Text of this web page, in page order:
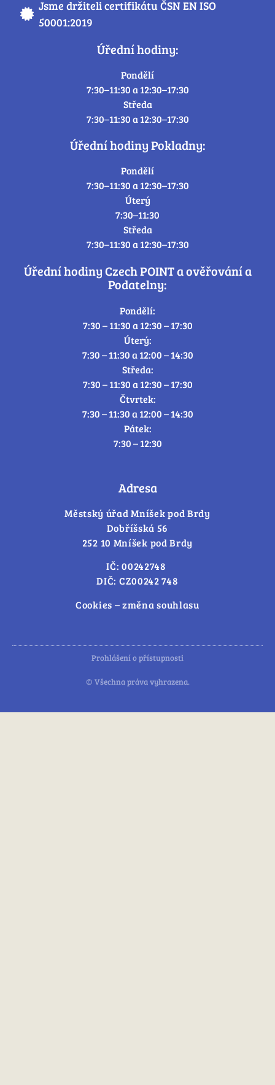
Jsme držiteli certifikátu ČSN EN ISO
50001:2019
Úřední hodiny:
Pondělí
7:30–11:30 a 12:30–17:30
Středa
7:30–11:30 a 12:30–17:30
Úřední hodiny Pokladny:
Pondělí
7:30–11:30 a 12:30–17:30
Úterý
7:30–11:30
Středa
7:30–11:30 a 12:30–17:30
Úřední hodiny Czech POINT a ověřování a
Podatelny:
Pondělí:
7:30 – 11:30 a 12:30 – 17:30
Úterý:
7:30 – 11:30 a 12:00 – 14:30
Středa:
7:30 – 11:30 a 12:30 – 17:30
Čtvrtek:
7:30 – 11:30 a 12:00 – 14:30
Pátek:
7:30 – 12:30
Adresa
Městský úřad Mníšek pod Brdy
Dobříšská 56
252 10 Mníšek pod Brdy
IČ: 00242748
DIČ: CZ00242 748
Cookies – změna souhlasu
Prohlášení o přístupnosti
© Všechna práva vyhrazena.